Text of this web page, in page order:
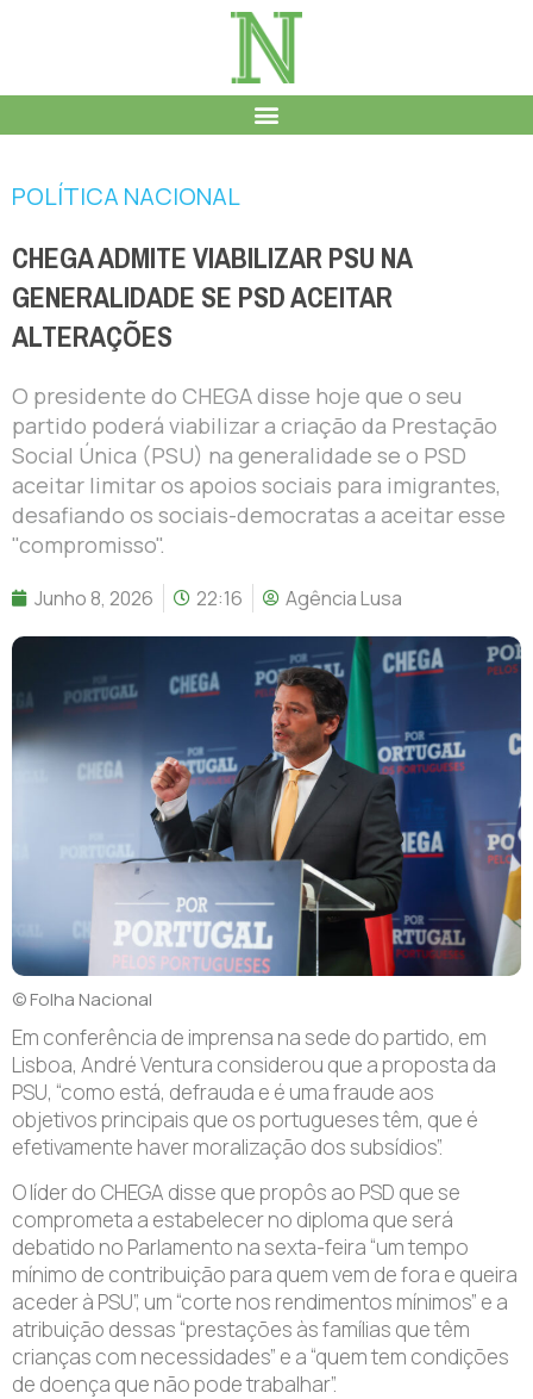
POLÍTICA NACIONAL
CHEGA ADMITE VIABILIZAR PSU NA
GENERALIDADE SE PSD ACEITAR
ALTERAÇÕES
O presidente do CHEGA disse hoje que o seu
partido poderá viabilizar a criação da Prestação
Social Única (PSU) na generalidade se o PSD
aceitar limitar os apoios sociais para imigrantes,
desafiando os sociais-democratas a aceitar esse
"compromisso".
Junho 8, 2026 22:16 Agência Lusa
© Folha Nacional
Em conferência de imprensa na sede do partido, em
Lisboa, André Ventura considerou que a proposta da
PSU, “como está, defrauda e é uma fraude aos
objetivos principais que os portugueses têm, que é
efetivamente haver moralização dos subsídios”.
O líder do CHEGA disse que propôs ao PSD que se
comprometa a estabelecer no diploma que será
debatido no Parlamento na sexta-feira “um tempo
mínimo de contribuição para quem vem de fora e queira
aceder à PSU”, um “corte nos rendimentos mínimos” e a
atribuição dessas “prestações às famílias que têm
crianças com necessidades” e a “quem tem condições
de doença que não pode trabalhar”.